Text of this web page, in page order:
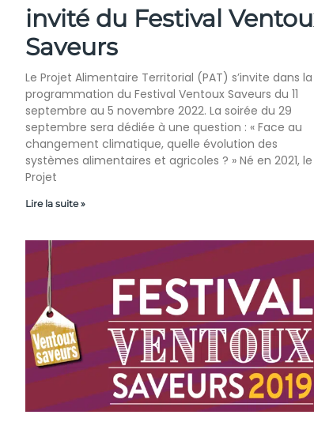
invité du Festival
Saveurs
Le Projet Alimentaire Territorial (PAT) s’invite dans la
programmation du Festival Ventoux Saveurs du 11
septembre au 5 novembre 2022. La soirée du 29
septembre sera dédiée à une question : « Face au
changement climatique, quelle évolution des
systèmes alimentaires et agricoles ? » Né en 2021, le
Projet
Lire la suite »